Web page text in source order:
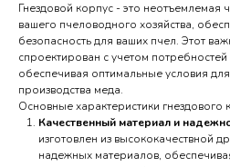
Гнездовой корпус - это неотъемлемая
вашего пчеловодного хозяйства,
безопасность для ваших пчел. Этот
спроектирован с учетом
обеспечивая оптимальные условия
производства меда.
Основные характеристики гнездового
Качественный материал и
изготовлен из высококачествной
надежных материалов,